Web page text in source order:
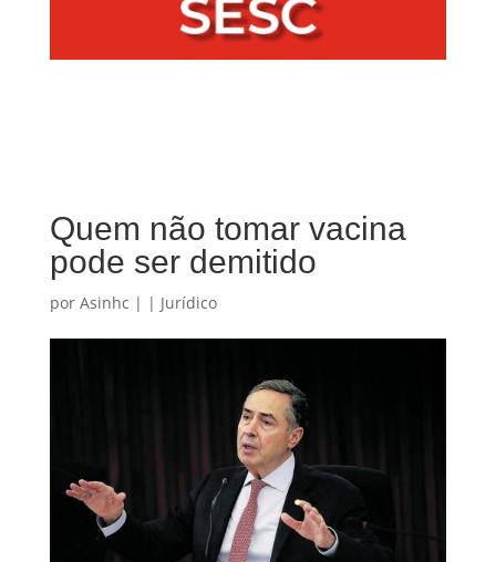
Quem não tomar vacina
pode ser demitido
por Asinhc | | Jurídico